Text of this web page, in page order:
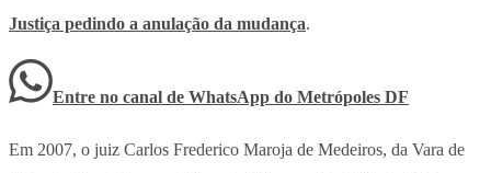
Justiça pedindo a anulação da mudança.
Entre no canal de WhatsApp do Metrópoles DF
Em 2007, o juiz Carlos Frederico Maroja de Medeiros, da Vara de